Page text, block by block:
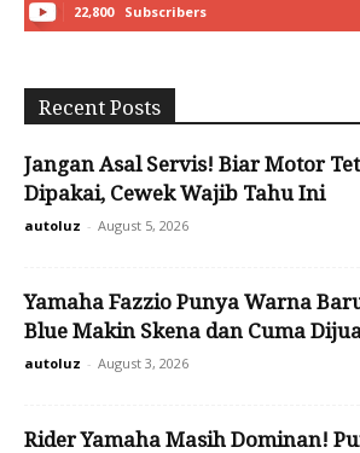
22,800 Subscribers
Recent Posts
Jangan Asal Servis! Biar Motor
Dipakai, Cewek Wajib Tahu Ini
autoluz - August 5, 2026
Yamaha Fazzio Punya Warna
Blue Makin Skena dan Cuma
autoluz - August 3, 2026
Rider Yamaha Masih Dominan!